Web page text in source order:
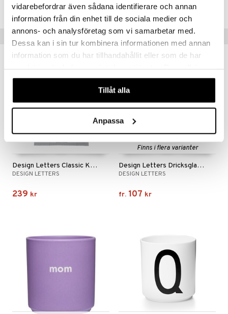
vidarebefordrar även sådana identifierare och annan
information från din enhet till de sociala medier och
annons- och analysföretag som vi samarbetar med.
Dessa kan i sin tur kombinera informationen med annan
information som du har tillhandahållit eller som de har
våra cookies vid fortsatt användande av vår webbplats.
Tillåt alla
Anpassa
Lägsta pris senaste 30 dagarna: 194 kr
Tips till dig
Design Letters Classic Kökshandduk 2-pack
DESIGN LETTERS
239 kr
Finns i flera varianter
Design Letters Dricksglas A-Z
DESIGN LETTERS
fr. 107 kr